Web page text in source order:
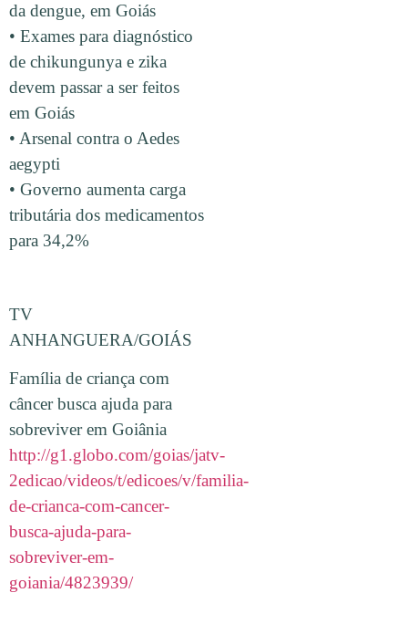
da dengue, em Goiás
• Exames para diagnóstico
de chikungunya e zika
devem passar a ser feitos
em Goiás
• Arsenal contra o Aedes
aegypti
• Governo aumenta carga
tributária dos medicamentos
para 34,2%
TV
ANHANGUERA/GOIÁS
Família de criança com
câncer busca ajuda para
sobreviver em Goiânia
http://g1.globo.com/goias/jatv-
2edicao/videos/t/edicoes/v/familia-
de-crianca-com-cancer-
busca-ajuda-para-
sobreviver-em-
goiania/4823939/